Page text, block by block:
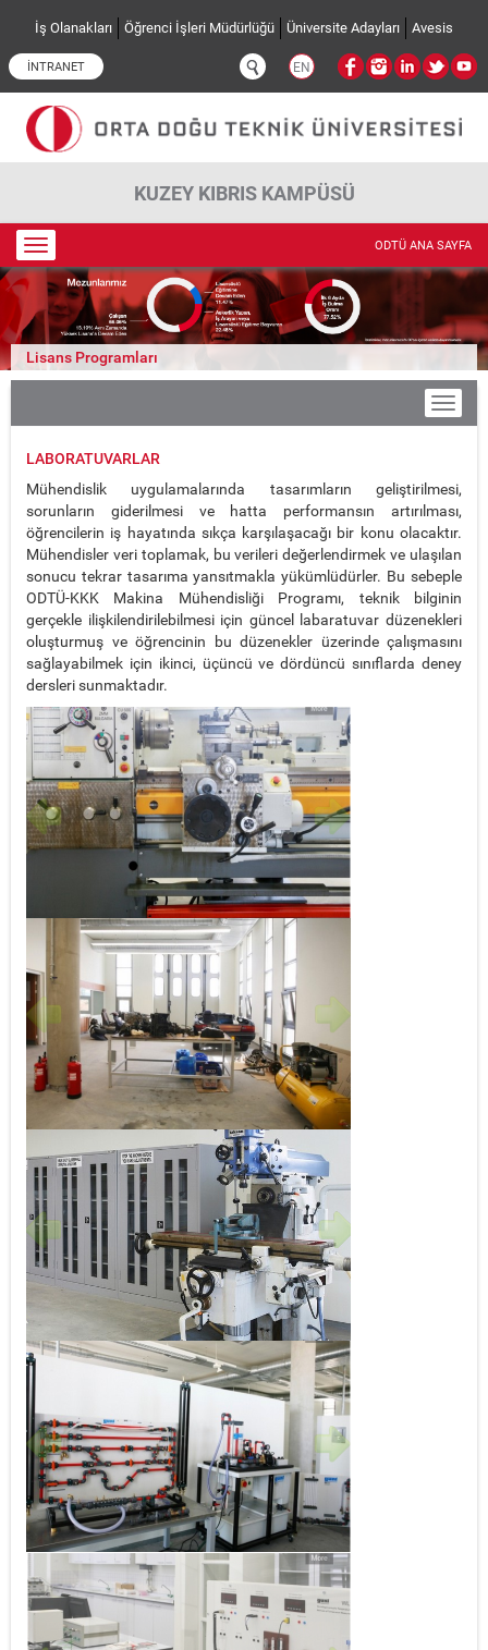
İş Olanakları Öğrenci İşleri Müdürlüğü Üniversite Adayları Avesis
İNTRANET EN
KUZEY KIBRIS KAMPÜSÜ
Toggle
navigation
ODTÜ ANA SAYFA
Lisans Programları
LABORATUVARLAR
Mühendislik uygulamalarında tasarımların geliştirilmesi,
sorunların giderilmesi ve hatta performansın artırılması,
öğrencilerin iş hayatında sıkça karşılaşacağı bir konu olacaktır.
Mühendisler veri toplamak, bu verileri değerlendirmek ve ulaşılan
sonucu tekrar tasarıma yansıtmakla yükümlüdürler. Bu sebeple
ODTÜ-KKK Makina Mühendisliği Programı, teknik bilginin
gerçekle ilişkilendirilebilmesi için güncel labaratuvar düzenekleri
oluşturmuş ve öğrencinin bu düzenekler üzerinde çalışmasını
sağlayabilmek için ikinci, üçüncü ve dördüncü sınıflarda deney
dersleri sunmaktadır.